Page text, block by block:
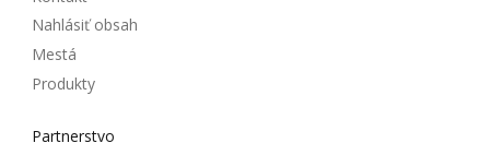
Nahlásiť obsah
Mestá
Produkty
Partnerstvo